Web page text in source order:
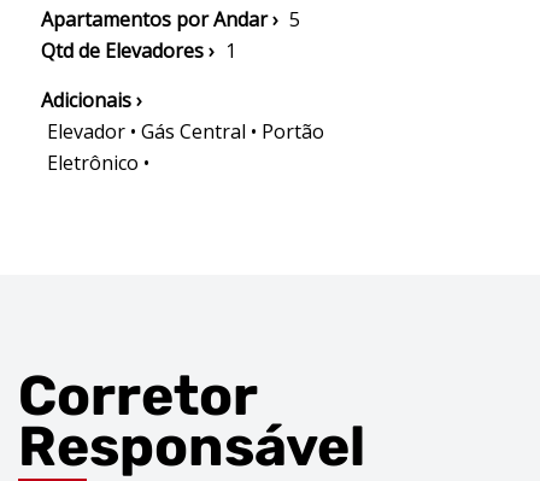
Apartamentos por Andar › 5
Qtd de Elevadores › 1
Adicionais ›
Elevador • Gás Central • Portão
Eletrônico •
Corretor
Responsável